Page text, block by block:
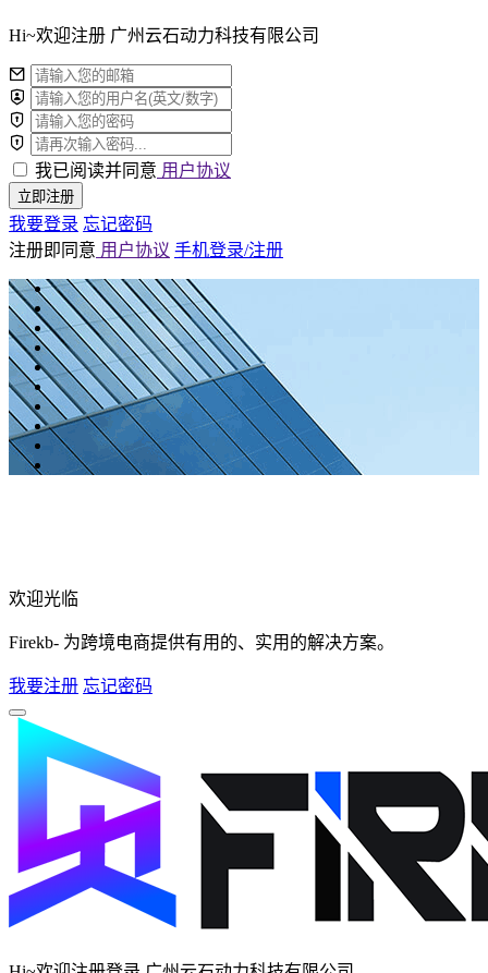
Hi~欢迎注册 广州云石动力科技有限公司
我已阅读并同意 用户协议
立即注册
我要登录 忘记密码
注册即同意 用户协议 手机登录/注册
欢迎光临
Firekb- 为跨境电商提供有用的、实用的解决方案。
我要注册 忘记密码